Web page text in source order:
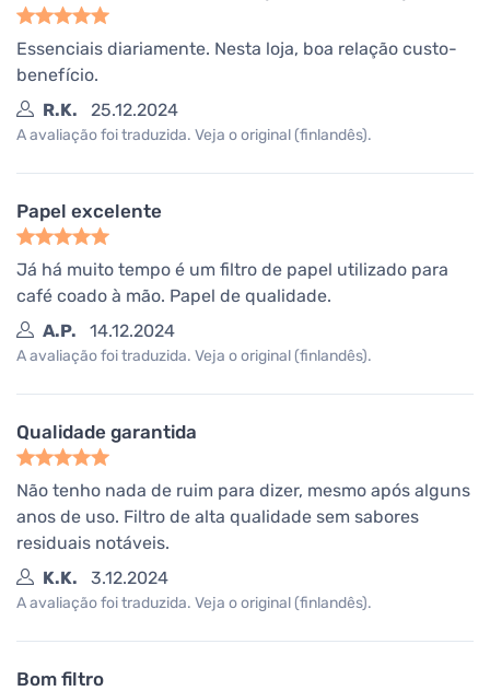
Essenciais diariamente. Nesta loja, boa relação custo-
benefício.
R.K.
25.12.2024
A avaliação foi traduzida. Veja o original (finlandês).
Papel excelente
Já há muito tempo é um filtro de papel utilizado para
café coado à mão. Papel de qualidade.
A.P.
14.12.2024
A avaliação foi traduzida. Veja o original (finlandês).
Qualidade garantida
Não tenho nada de ruim para dizer, mesmo após alguns
anos de uso. Filtro de alta qualidade sem sabores
residuais notáveis.
K.K.
3.12.2024
A avaliação foi traduzida. Veja o original (finlandês).
Bom filtro